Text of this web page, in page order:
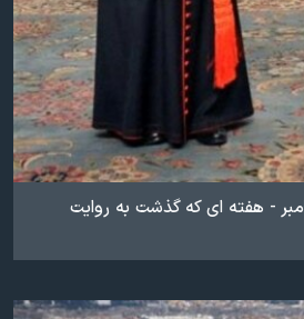
- هفته ای که گذشت به روایت